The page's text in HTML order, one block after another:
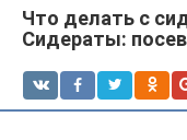
Что делать с
Сидераты: